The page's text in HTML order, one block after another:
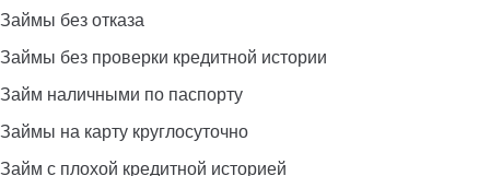
Займы без отказа
Займы без проверки кредитной истории
Займ наличными по паспорту
Займы на карту круглосуточно
Займ с плохой кредитной историей